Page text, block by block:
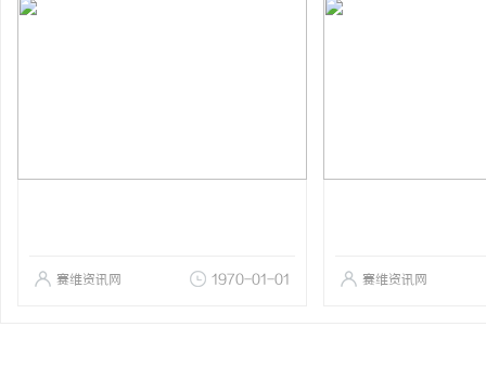
赛维资讯网 1970-01-01 赛维资讯网